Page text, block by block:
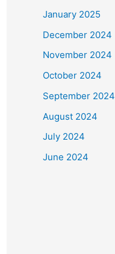
January 2025
December 2024
November 2024
October 2024
September 2024
August 2024
July 2024
June 2024